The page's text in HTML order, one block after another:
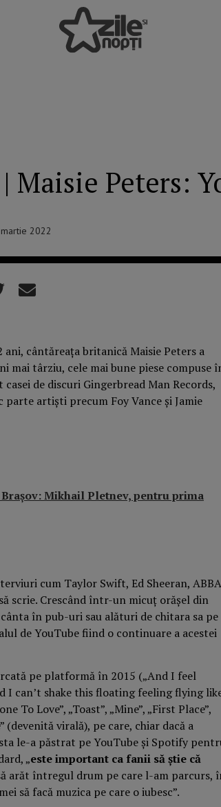
Maisie Peters:
2022
cântăreața britanică Maisie Peters a
mai târziu, cele mai bune piese compuse
de discuri Gingerbread Man Records,
artiști precum Foy Vance și Jamie
Mikhail Pletnev, pentru prima
cum Taylor Swift, Ed Sheeran, ABBA
scrie. Crescând într-un micuț orășel din
în pub-uri sau alături de chitara sa pe
de YouTube fiind o continuare a acestei
pe platformă în 2015 („And I feel
can’t shake this floating feeling flying
To Love”, „Toast”, „Mine”, „First Place”,
(devenită virală), pe care, chiar dacă a
le-a păstrat pe YouTube și Spotify
„este important ca fanii să știe că
arăt întregul drum pe care l-am parcurs,
să facă muzica pe care o iubesc”.